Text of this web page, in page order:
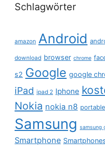
Schlagwörter
amazon Android
download browser chrome
s2 Google google
iPad ipad 2 Iphone
Nokia nokia n8 portable
Samsung samsung
Smartphone